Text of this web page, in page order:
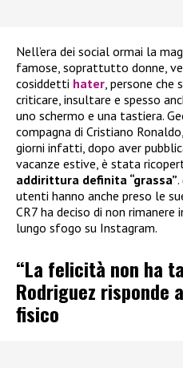
Nell’era dei social ormai la
famose, soprattutto donne,
cosiddetti hater, persone che
criticare, insultare e spesso
uno schermo e una tastiera.
compagna di Cristiano
giorni infatti, dopo aver
vacanze estive, è stata
addirittura definita “grassa”.
utenti hanno anche preso le
CR7 ha deciso di non rimanere
lungo sfogo su Instagram.
“La felicità non ha
Rodriguez risponde
fisico